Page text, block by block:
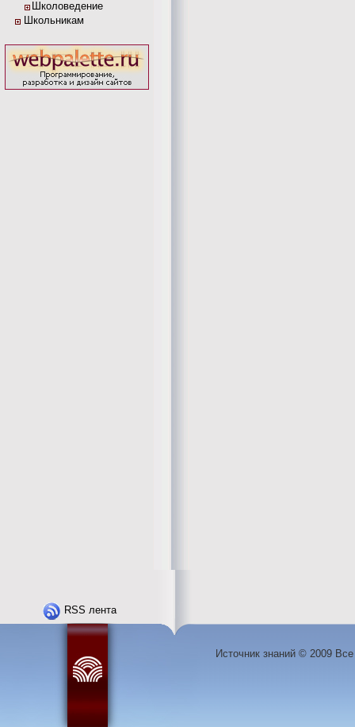
Школоведение
Школьникам
RSS лента
Источник знаний © 2009